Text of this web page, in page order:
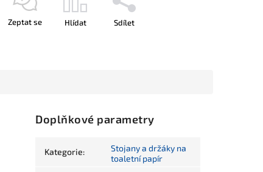
Zeptat se Hlídat Sdílet
Doplňkové parametry
Kategorie:
Stojany a držáky na
toaletní papír